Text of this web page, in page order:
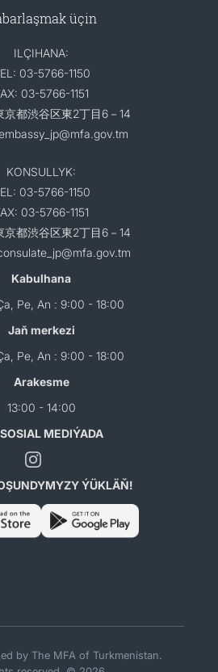
üçin
ILÇIHANA:
03-5766-1150
03-5766-1151
京都渋谷区東2丁目6－14
KONSULLYK:
03-5766-1150
03-5766-1151
京都渋谷区東2丁目6－14
Kabulhana
Pe, An : 9:00 - 18:00
Jaň merkezi
Pe, An : 9:00 - 18:00
Arakesme
13:00 - 14:00
MEDIÝADA
ÝÜKLÄŇ!
by The MFA of Turkmenistan.